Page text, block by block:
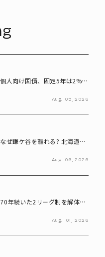
人向け国債、固定5年は2%台
Aug. 05, 2026
ぜ鎌ケ谷を離れる? 北海道移
Aug. 06, 2026
年続いた2リーグ制を解体
Aug. 01, 2026